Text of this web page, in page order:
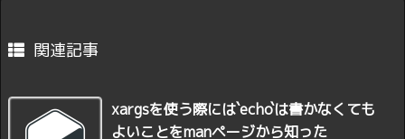
関連記事
xargsを使う際には`echo`は書かなくても
よいことをmanページから知った